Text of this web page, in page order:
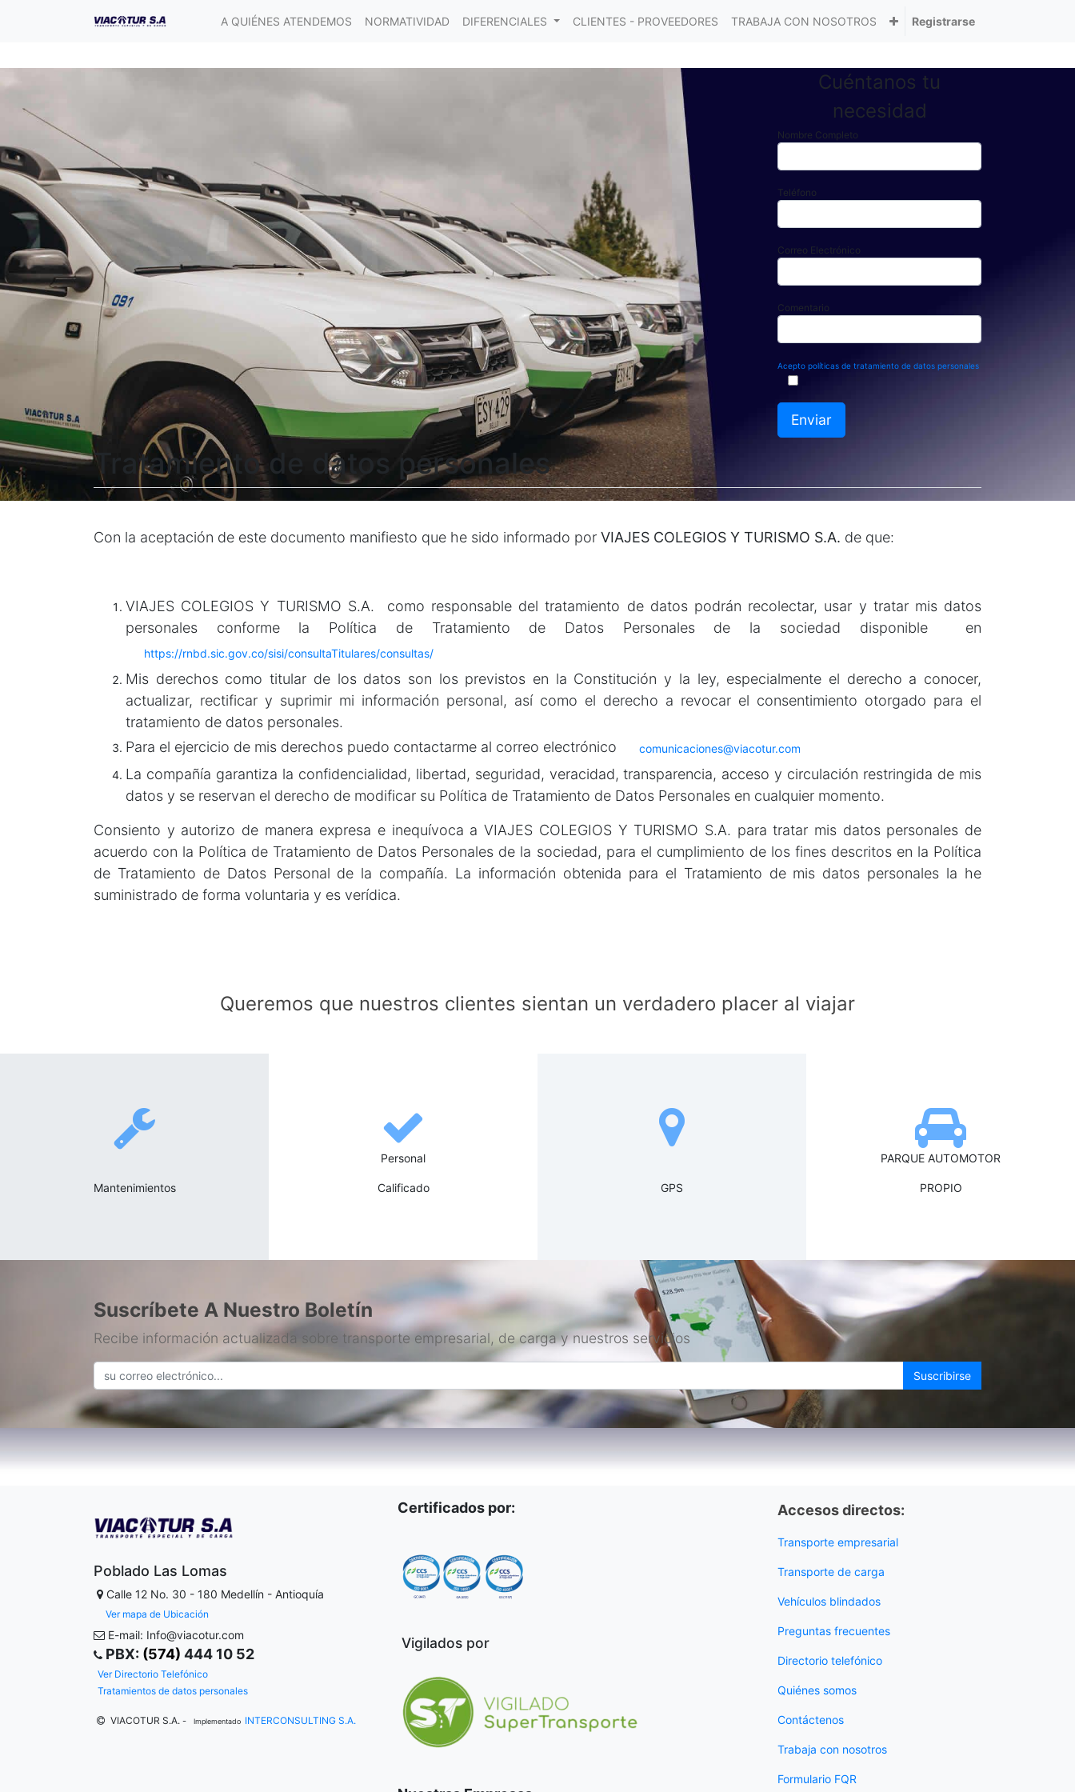
A QUIÉNES ATENDEMOS NORMATIVIDAD DIFERENCIALES CLIENTES - PROVEEDORES TRABAJA CON NOSOTROS Registrarse
Cuéntanos tu
necesidad
Nombre Completo
Teléfono
Correo Electrónico
Comentario
Acepto políticas de tratamiento de datos personales
Enviar
Tratamiento de datos personales
Con la aceptación de este documento manifiesto que he sido informado por VIAJES COLEGIOS Y TURISMO S.A. de que:
VIAJES COLEGIOS Y TURISMO S.A. como responsable del tratamiento de datos podrán recolectar, usar y tratar mis datos
personales conforme la Política de Tratamiento de Datos Personales de la sociedad disponible en
https://rnbd.sic.gov.co/sisi/consultaTitulares/consultas/
Mis derechos como titular de los datos son los previstos en la Constitución y la ley, especialmente el derecho a conocer,
actualizar, rectificar y suprimir mi información personal, así como el derecho a revocar el consentimiento otorgado para el
tratamiento de datos personales.
Para el ejercicio de mis derechos puedo contactarme al correo electrónico
comunicaciones@viacotur.com
La compañía garantiza la confidencialidad, libertad, seguridad, veracidad, transparencia, acceso y circulación restringida de mis
datos y se reservan el derecho de modificar su Política de Tratamiento de Datos Personales en cualquier momento.
Consiento y autorizo de manera expresa e inequívoca a VIAJES COLEGIOS Y TURISMO S.A. para tratar mis datos personales de
acuerdo con la Política de Tratamiento de Datos Personales de la sociedad, para el cumplimiento de los fines descritos en la Política
de Tratamiento de Datos Personal de la compañía. La información obtenida para el Tratamiento de mis datos personales la he
suministrado de forma voluntaria y es verídica.
Queremos que nuestros clientes sientan un verdadero placer al viajar
Mantenimientos
Personal
Calificado GPS
PARQUE AUTOMOTOR
PROPIO
Suscríbete A Nuestro Boletín
Recibe información actualizada sobre transporte empresarial, de carga y nuestros servicios
Suscribirse
Poblado Las Lomas
Calle 12 No. 30 - 180 Medellín - Antioquía
Ver mapa de Ubicación
E-mail: Info@viacotur.com
PBX: (574) 444 10 52
Ver Directorio Telefónico
Tratamientos de datos personales
VIACOTUR S.A. - Implementado INTERCONSULTING S.A.
Certificados por:
Vigilados por
Accesos directos:
Transporte empresarial
Transporte de carga
Vehículos blindados
Preguntas frecuentes
Directorio telefónico
Quiénes somos
Contáctenos
Trabaja con nosotros
Formulario FQR